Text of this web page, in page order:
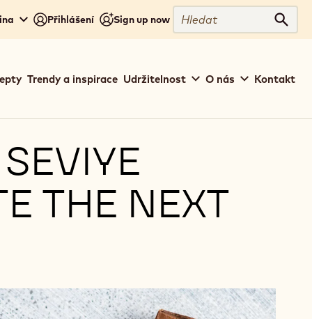
Přihlášení Sign up now
Hledat
Trendy a inspirace Udržitelnost O nás Kontakt
THE NEXT